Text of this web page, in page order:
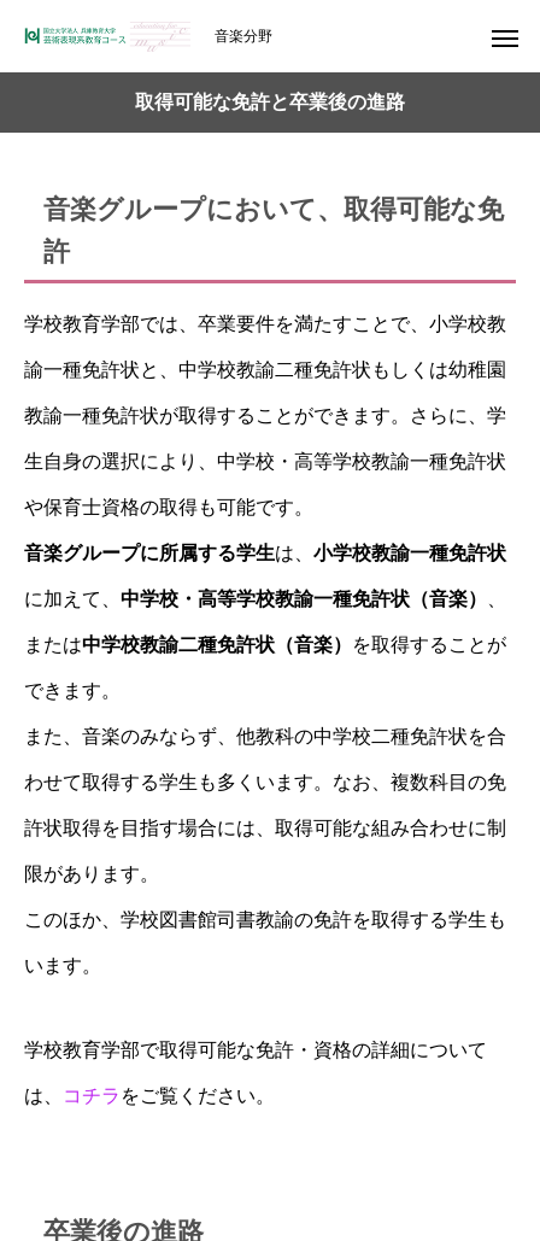
音楽分野
取得可能な免許と卒業後の進路
音楽グループにおいて、取得可能な免
許
学校教育学部では、卒業要件を満たすことで、小学校教
諭一種免許状と、中学校教諭二種免許状もしくは幼稚園
教諭一種免許状が取得することができます。さらに、学
生自身の選択により、中学校・高等学校教諭一種免許状
や保育士資格の取得も可能です。
音楽グループに所属する学生は、 小学校教諭一種免許状
に加えて、 中学校・高等学校教諭一種免許状（音楽）
または中学校教諭二種免許状（音楽） を取得することが
できます。
また、音楽のみならず、他教科の中学校二種免許状を合
わせて取得する学生も多くいます。なお、複数科目の免
許状取得を目指す場合には、取得可能な組み合わせに制
限があります。
このほか、学校図書館司書教諭の免許を取得する学生も
います。
学校教育学部で取得可能な免許・資格の詳細について
は、 コチラ をご覧ください。
卒業後の進路